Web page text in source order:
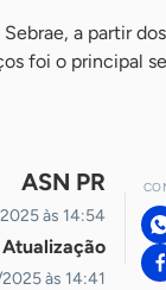
a partir
foi o principal
ASN PR
às 14:54
Atualização
às 14:41